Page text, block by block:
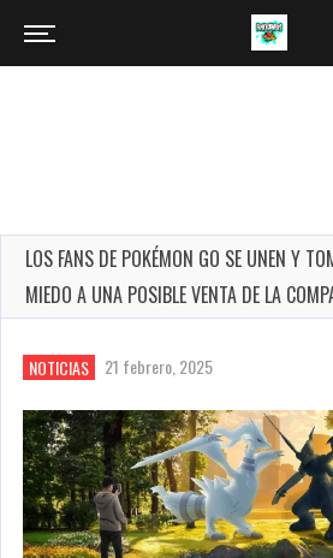
LOS FANS DE POKÉMON GO SE UNEN Y
MIEDO A UNA POSIBLE VENTA DE LA
NOTICIAS 21 febrero, 2025